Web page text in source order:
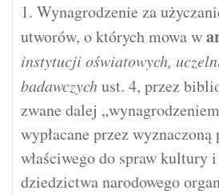
1. Wynagrodzenie za
utworów, o których mowa w
instytucji oświatowych,
badawczychust. 4, przez
zwane dalej
wypłacane przez
właściwego do spraw kultury
dziedzictwa narodowego